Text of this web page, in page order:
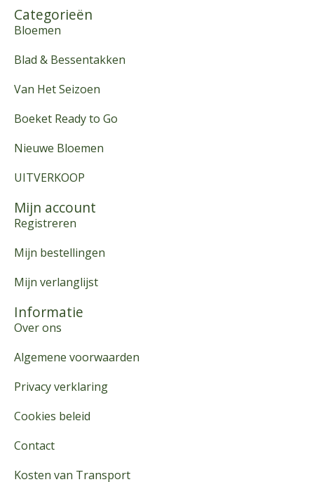
Categorieën
Bloemen
Blad & Bessentakken
Van Het Seizoen
Boeket Ready to Go
Nieuwe Bloemen
UITVERKOOP
Mijn account
Registreren
Mijn bestellingen
Mijn verlanglijst
Informatie
Over ons
Algemene voorwaarden
Privacy verklaring
Cookies beleid
Contact
Kosten van Transport